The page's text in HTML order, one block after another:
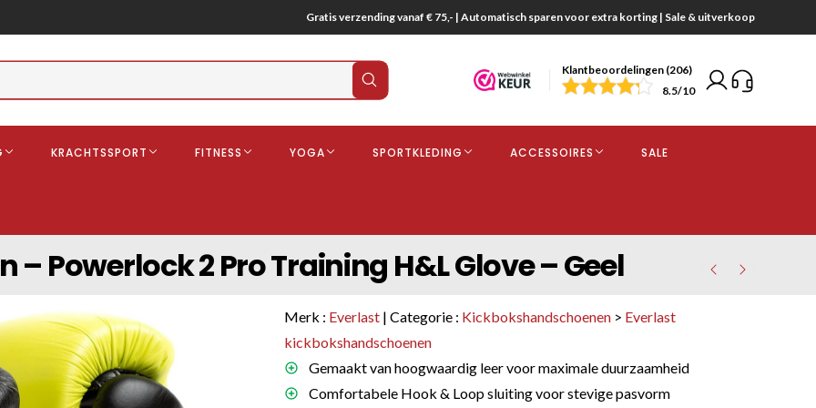
Gratis verzending vanaf € 75,- | Automatisch sparen voor extra korting | Sale & uitverkoop
Klantbeoordelingen (206)
8.5/10
Gebitsbescherming
KRACHTSSPORT FITNESS YOGA SPORTKLEDING ACCESSOIRES SALE
Powerlock 2 Pro Training H&L Glove – Geel
Merk : Everlast | Categorie : Kickbokshandschoenen > Everlast
kickbokshandschoenen
Gemaakt van hoogwaardig leer voor maximale duurzaamheid
Comfortabele Hook & Loop sluiting voor stevige pasvorm